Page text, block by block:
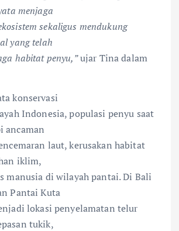
menjaga
sekaligus mendukung
yang telah
habitat penyu,”ujar Tina dalam
konservasi
Indonesia, populasi penyu saat
ancaman
laut, kerusakan habitat
iklim,
manusia di wilayah pantai. Di Bali
Pantai Kuta
lokasi penyelamatan telur
tukik,